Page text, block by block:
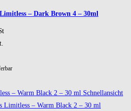
– Dark Brown 4 – 30ml
Schnellansicht